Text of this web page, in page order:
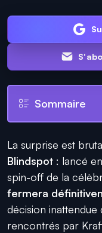
Sommaire
La surprise est
Blindspot : lancé
spin-off de la
fermera
décision inattendue
rencontrés par